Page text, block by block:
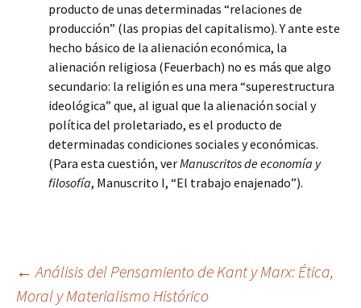
producto de unas determinadas “relaciones de
producción” (las propias del capitalismo). Y ante este
hecho básico de la alienación económica, la
alienación religiosa (Feuerbach) no es más que algo
secundario: la religión es una mera “superestructura
ideológica” que, al igual que la alienación social y
política del proletariado, es el producto de
determinadas condiciones sociales y económicas.
(Para esta cuestión, verManuscritos de economía y
filosofía, Manuscrito I, “El trabajo enajenado”).
Navegación
← Análisis del Pensamiento de Kant y Marx: Ética,
Moral y Materialismo Histórico